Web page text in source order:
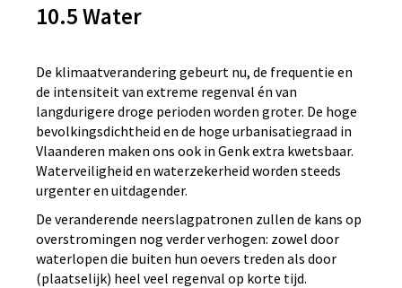
10.5 Water
De klimaatverandering gebeurt nu, de frequentie en
de intensiteit van extreme regenval én van
langdurigere droge perioden worden groter. De hoge
bevolkingsdichtheid en de hoge urbanisatiegraad in
Vlaanderen maken ons ook in Genk extra kwetsbaar.
Waterveiligheid en waterzekerheid worden steeds
urgenter en uitdagender.
De veranderende neerslagpatronen zullen de kans op
overstromingen nog verder verhogen: zowel door
waterlopen die buiten hun oevers treden als door
(plaatselijk) heel veel regenval op korte tijd.